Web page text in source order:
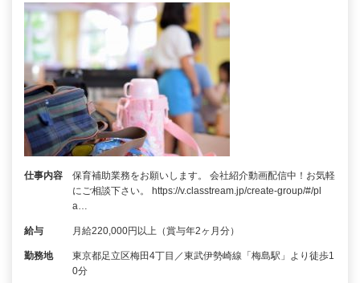
仕事内容
保育補助業務をお願いします。 会社紹介動画配信中！お気軽
にご相談下さい。 https://v.classtream.jp/create-group/#/pl
a…
給与 月給220,000円以上（賞与年2ヶ月分）
勤務地
東京都足立区梅田4丁目／東武伊勢崎線「梅島駅」より徒歩1
0分